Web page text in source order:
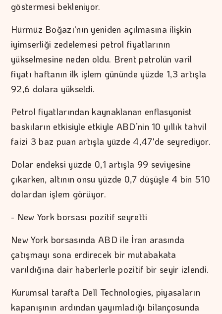
göstermesi bekleniyor.
Hürmüz Boğazı'nın yeniden açılmasına ilişkin
iyimserliği zedelemesi petrol fiyatlarının
yükselmesine neden oldu. Brent petrolün varil
fiyatı haftanın ilk işlem gününde yüzde 1,3 artışla
92,6 dolara yükseldi.
Petrol fiyatlarından kaynaklanan enflasyonist
baskıların etkisiyle etkiyle ABD’nin 10 yıllık tahvil
faizi 3 baz puan artışla yüzde 4,47'de seyrediyor.
Dolar endeksi yüzde 0,1 artışla 99 seviyesine
çıkarken, altının onsu yüzde 0,7 düşüşle 4 bin 510
dolardan işlem görüyor.
- New York borsası pozitif seyretti
New York borsasında ABD ile İran arasında
çatışmayı sona erdirecek bir mutabakata
varıldığına dair haberlerle pozitif bir seyir izlendi.
Kurumsal tarafta Dell Technologies, piyasaların
kapanışının ardından yayımladığı bilançosunda